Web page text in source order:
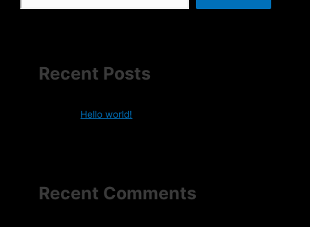
Recent Posts
Hello world!
Recent Comments